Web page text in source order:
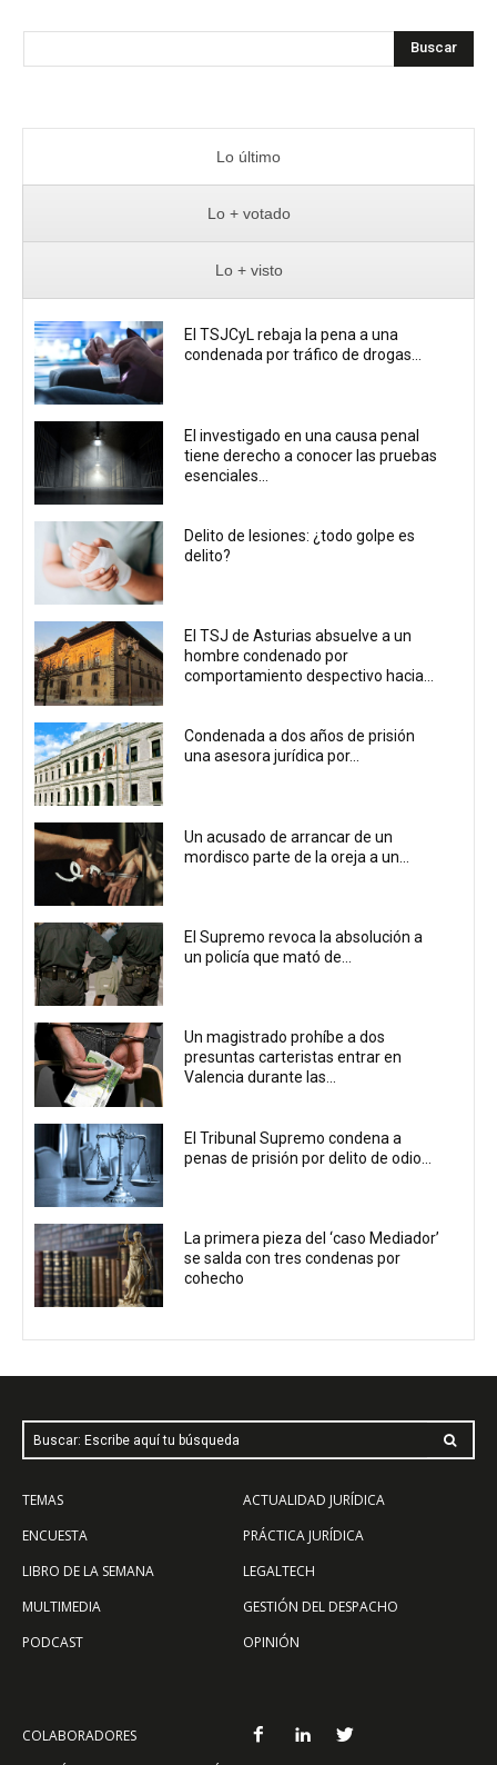
Buscar
Lo último
Lo + votado
Lo + visto
El TSJCyL rebaja la pena a una
condenada por tráfico de drogas...
El investigado en una causa penal
tiene derecho a conocer las pruebas
esenciales...
Delito de lesiones: ¿todo golpe es
delito?
El TSJ de Asturias absuelve a un
hombre condenado por
comportamiento despectivo hacia...
Condenada a dos años de prisión
una asesora jurídica por...
Un acusado de arrancar de un
mordisco parte de la oreja a un...
El Supremo revoca la absolución a
un policía que mató de...
Un magistrado prohíbe a dos
presuntas carteristas entrar en
Valencia durante las...
El Tribunal Supremo condena a
penas de prisión por delito de odio...
La primera pieza del ‘caso Mediador’
se salda con tres condenas por
cohecho
Buscar: Escribe aquí tu búsqueda
TEMAS
ENCUESTA
LIBRO DE LA SEMANA
MULTIMEDIA
PODCAST
ACTUALIDAD JURÍDICA
PRÁCTICA JURÍDICA
LEGALTECH
GESTIÓN DEL DESPACHO
OPINIÓN
COLABORADORES